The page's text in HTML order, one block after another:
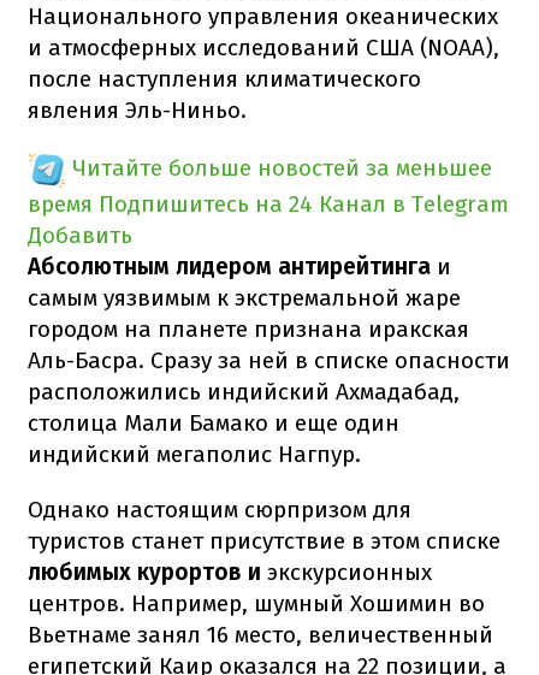
Национального управления океанических
и атмосферных исследований США (NOAA),
после наступления климатического
явления Эль-Ниньо.
Читайте больше новостей за меньшее
время Подпишитесь на 24 Канал в Telegram
Добавить
Абсолютным лидером антирейтинга и
самым уязвимым к экстремальной жаре
городом на планете признана иракская
Аль-Басра. Сразу за ней в списке опасности
расположились индийский Ахмадабад,
столица Мали Бамако и еще один
индийский мегаполис Нагпур.
Однако настоящим сюрпризом для
туристов станет присутствие в этом списке
любимых курортов и экскурсионных
центров. Например, шумный Хошимин во
Вьетнаме занял 16 место, величественный
египетский Каир оказался на 22 позиции, а